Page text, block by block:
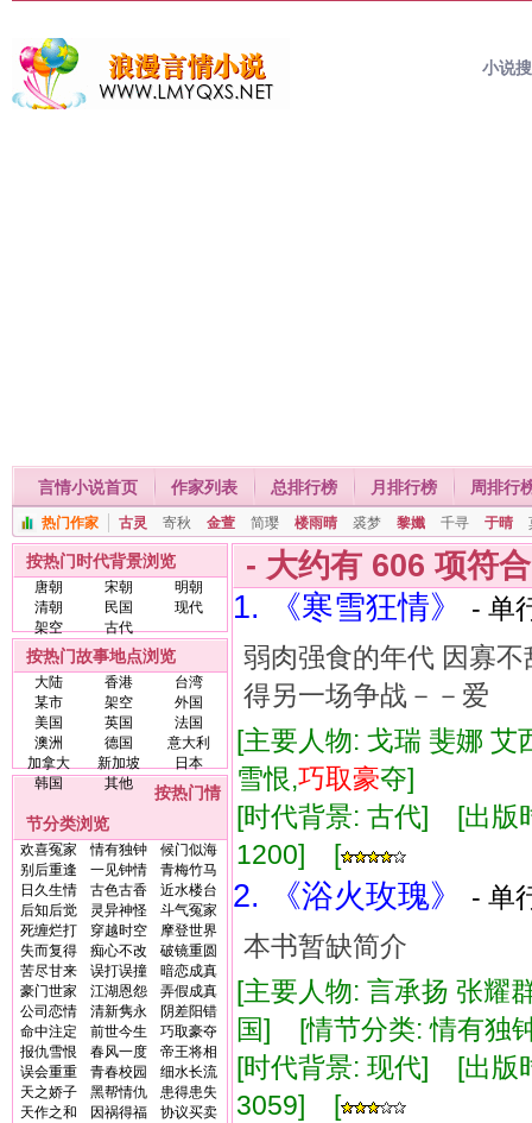
小说
言情小说首页 作家列表 总排行榜 月排行榜 周排行
热门作家 古灵 寄秋 金萱 简璎 楼雨晴 裘梦 黎孅 千寻 于晴
按热门时代背景浏览
唐朝 宋朝
明朝
清朝
民国
现代
架空
古代
按热门故事地点浏览
大陆 香港
台湾
某市
架空
外国
美国
英国
法国
澳洲
德国
意大利
加拿大
新加坡
日本
韩国
其他
按热门情
节分类浏览
欢喜冤家 情有独钟
候门似海
别后重逢
一见钟情
青梅竹马
日久生情
古色古香
近水楼台
后知后觉
灵异神怪
斗气冤家
死缠烂打
穿越时空
摩登世界
失而复得
痴心不改
破镜重圆
苦尽甘来
误打误撞
暗恋成真
豪门世家
江湖恩怨
弄假成真
公司恋情
清新隽永
阴差阳错
命中注定
前世今生
巧取豪夺
报仇雪恨
春风一度
帝王将相
误会重重
青春校园
细水长流
天之娇子
黑帮情仇
患得患失
天作之和
因祸得福
协议买卖
- 大约有 606 项符
1. 《寒雪狂情》
- 单
弱肉强食的年代 因寡
得另一场争战－－爱
[主要人物: 戈瑞 斐娜
雪恨,巧取豪夺]
[时代背景: 古代] [出
1200] [
2. 《浴火玫瑰》
- 单
本书暂缺简介
[主要人物: 言承扬 张耀
国] [情节分类: 情有独
[时代背景: 现代] [出
3059] [